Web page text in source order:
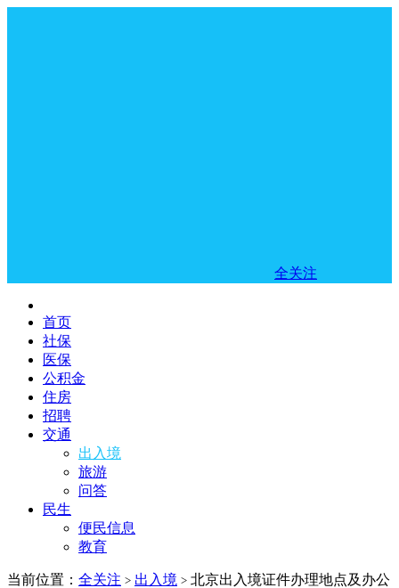
全关注
首页
社保
医保
公积金
住房
招聘
交通
出入境
旅游
问答
民生
便民信息
教育
当前位置： 全关注 > 出入境 > 北京出入境证件办理地点及办公